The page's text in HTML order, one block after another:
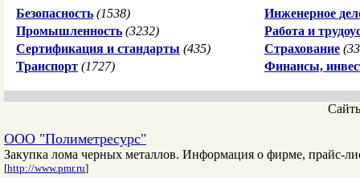
Безопасность (1538)
Инженерное
Промышленность (3232)
Работа и
Сертификация и стандарты (435) Страхование
Транспорт (1727) Финансы,
ООО "Полиметресурс"
Закупка лома черных металлов. Информация о фирме, прайс-
[http://www.pmr.ru]